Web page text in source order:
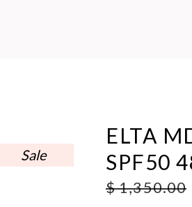
Sale
ELTA
SPF50
$1,350.00